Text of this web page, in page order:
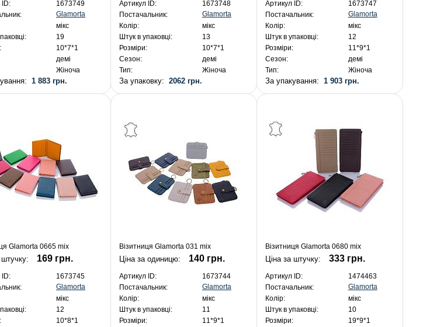
ID:
1673749
Glamorta
мікс
19
10*7*1
демі
Жіноча
1 883 грн.
Артикул ID:
1673748
Постачальник:
Glamorta
Колір:
мікс
Штук в упаковці:
13
Розміри:
10*7*1
Сезон:
демі
Тип:
Жіноча
За упаковку: 2062 грн.
Артикул ID:
1673747
Постачальник:
Glamorta
Колір:
мікс
Штук в упаковці:
12
Розміри:
11*9*1
Сезон:
демі
Тип:
Жіноча
За упакування: 1 903 грн.
Glamorta 0665 mix
штучку: 169 грн.
ID:
1673745
Glamorta
мікс
12
10*8*1
Візитниця Glamorta 031 mix
Ціна за одиницю: 140 грн.
Артикул ID:
1673744
Постачальник:
Glamorta
Колір:
мікс
Штук в упаковці:
11
Розміри:
11*9*1
Візитниця Glamorta 0680 mix
Ціна за штучку: 333 грн.
Артикул ID:
1474463
Постачальник:
Glamorta
Колір:
мікс
Штук в упаковці:
10
Розміри:
19*9*1